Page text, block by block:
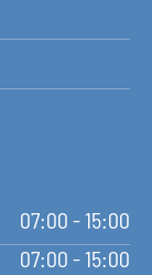
07:00 - 15:00
07:00 - 15:00